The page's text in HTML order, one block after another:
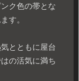
ク色の帯とな
す。
とともに屋台
の活気に満ち